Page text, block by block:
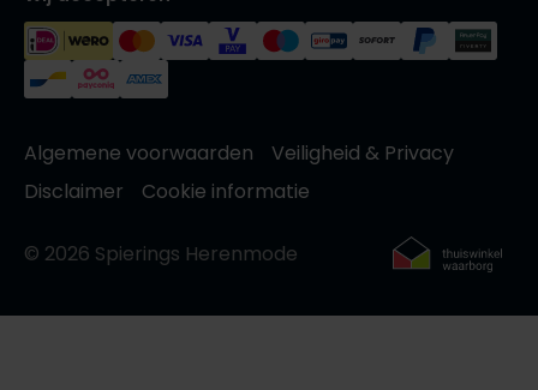
Algemene voorwaarden
Veiligheid & Privacy
Disclaimer
Cookie informatie
© 2026 Spierings Herenmode